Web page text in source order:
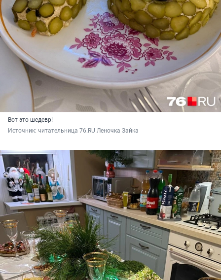
Вот это шедевр!
Источник: читательница 76.RU Леночка Зайка